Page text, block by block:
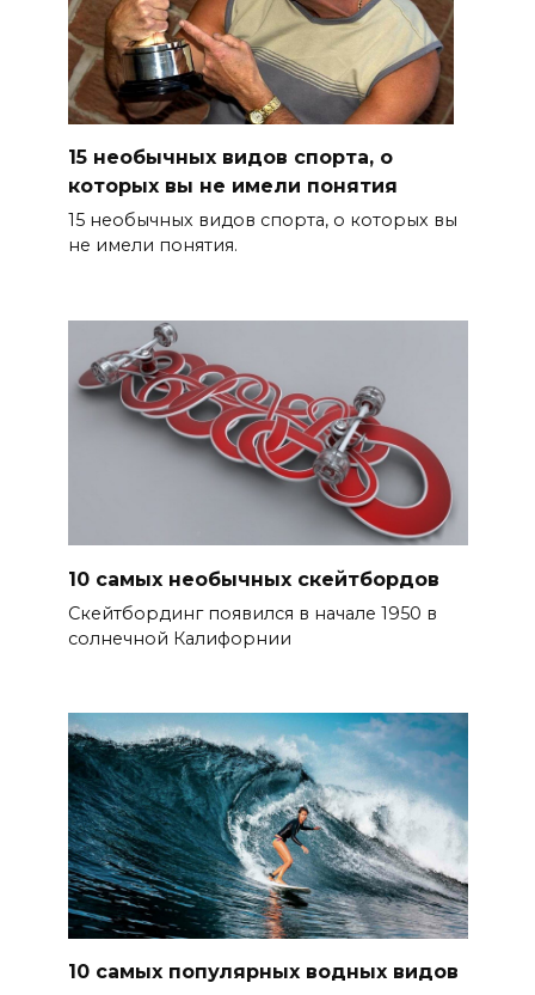
15 необычных видов спорта, о
которых вы не имели понятия
15 необычных видов спорта, о которых вы
не имели понятия.
10 самых необычных скейтбордов
Скейтбординг появился в начале 1950 в
солнечной Калифорнии
10 самых популярных водных видов